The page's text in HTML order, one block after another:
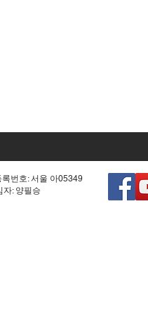
번호: 서울 아05349
: 양필승